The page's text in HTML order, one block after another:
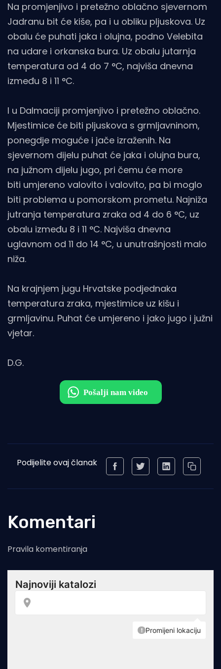
Na promjenjivo i pretežno oblačno sjevernom
Jadranu bit će kiše, pa i u obliku pljuskova. Uz
obalu će puhati jaka i olujna, podno Velebita
na udare i orkanska bura. Uz obalu jutarnja
temperatura od 4 do 7 °C, najviša dnevna
između 8 i 11 °C.
I u Dalmaciji promjenjivo i pretežno oblačno.
Mjestimice će biti pljuskova s grmljavninom,
ponegdje moguće i jače izraženih. Na
sjevernom dijelu puhat će jaka i olujna bura,
na južnom dijelu jugo, pri čemu će more
biti umjereno valovito i valovito, pa bi moglo
biti problema u pomorskom prometu. Najniža
jutranja temperatura zraka od 4 do 6 °C, uz
obalu između 8 i 11 °C. Najviša dnevna
uglavnom od 11 do 14 °C, u unutrašnjosti malo
niža.
Na krajnjem jugu Hrvatske podjednaka
temperatura zraka, mjestimice uz kišu i
grmljavinu. Puhat će umjereno i jako jugo i južni
vjetar.
D.G.
Podijelite ovaj članak
Komentari
Pravila komentiranja